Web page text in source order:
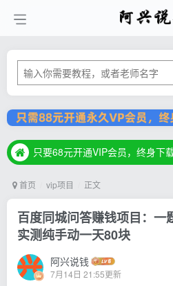
只要68元开通VIP会员，终身下载各大机构内部资源，一站式草
只要68元开通VIP会员，终身下载各大机构内部资源，一站式草
首页 vip项目 正文
百度同城问答赚钱项目：一
实测纯手动一天80块
阿兴说钱
7月14日 21:55更新